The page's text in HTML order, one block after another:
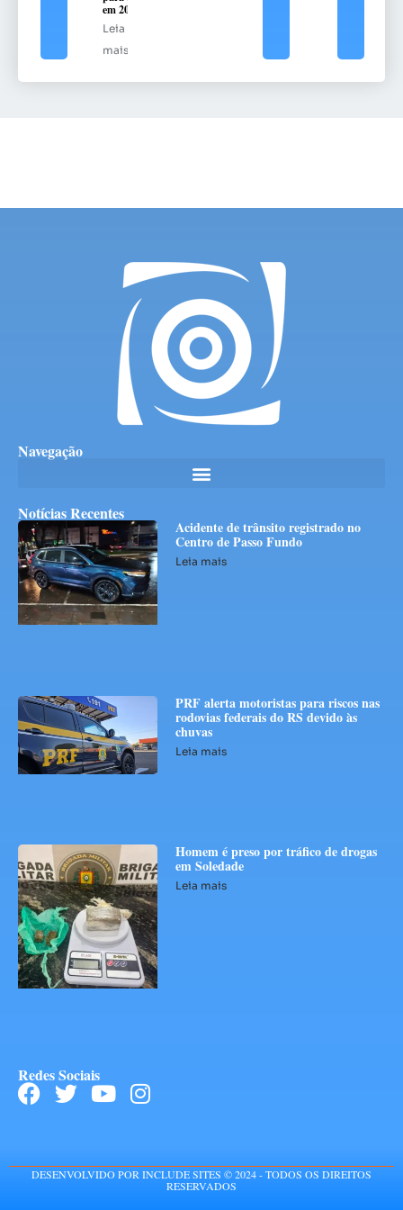
em 2025
Leia
mais
Navegação
Notícias Recentes
Acidente de trânsito registrado no
Centro de Passo Fundo
Leia mais
PRF alerta motoristas para riscos nas
rodovias federais do RS devido às
chuvas
Leia mais
Homem é preso por tráfico de drogas
em Soledade
Leia mais
Redes Sociais
DESENVOLVIDO POR INCLUDE SITES © 2024 - TODOS OS DIREITOS
RESERVADOS